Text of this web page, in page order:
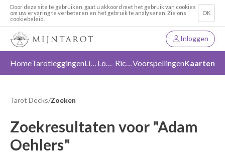
Door deze site te gebruiken, gaat u akkoord met het gebruik van cookies
om uw ervaring te verbeteren en het gebruik te analyseren. Zie ons
cookiebeleid.
OK
Inloggen
HomeTarotleggingen Liefde Loslaten RichtingVoorspellingenKaarten
Tarot Decks/Zoeken
Zoekresultaten voor "Adam
Oehlers"